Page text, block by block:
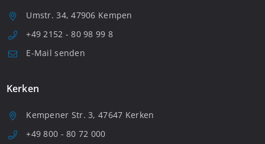
Umstr. 34, 47906 Kempen
+49 2152 - 80 98 99 8
E-Mail senden
Kerken
Kempener Str. 3, 47647 Kerken
+49 800 - 80 72 000